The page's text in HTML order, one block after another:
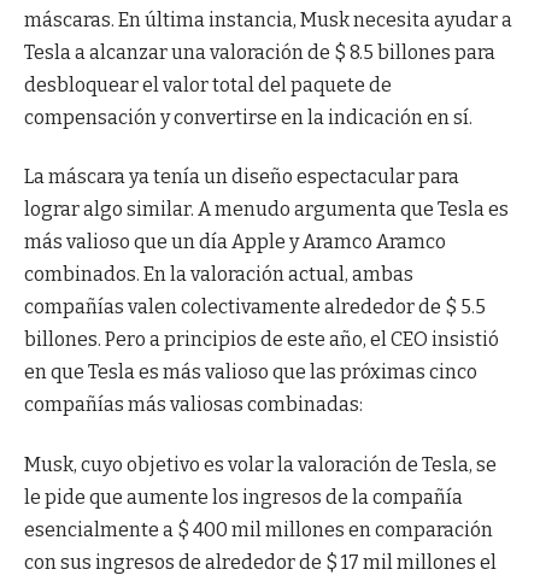
máscaras. En última instancia, Musk necesita ayudar a
Tesla a alcanzar una valoración de $ 8.5 billones para
desbloquear el valor total del paquete de
compensación y convertirse en la indicación en sí.
La máscara ya tenía un diseño espectacular para
lograr algo similar. A menudo argumenta que Tesla es
más valioso que un día Apple y Aramco Aramco
combinados. En la valoración actual, ambas
compañías valen colectivamente alrededor de $ 5.5
billones. Pero a principios de este año, el CEO insistió
en que Tesla es más valioso que las próximas cinco
compañías más valiosas combinadas:
Musk, cuyo objetivo es volar la valoración de Tesla, se
le pide que aumente los ingresos de la compañía
esencialmente a $ 400 mil millones en comparación
con sus ingresos de alrededor de $ 17 mil millones el